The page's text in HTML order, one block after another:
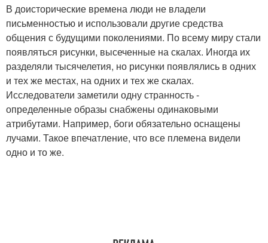
В доисторические времена люди не владели
письменностью и использовали другие средства
общения с будущими поколениями. По всему миру стали
появляться рисунки, высеченные на скалах. Иногда их
разделяли тысячелетия, но рисунки появлялись в одних
и тех же местах, на одних и тех же скалах.
Исследователи заметили одну странность -
определенные образы снабжены одинаковыми
атрибутами. Например, боги обязательно оснащены
лучами. Такое впечатление, что все племена видели
одно и то же.